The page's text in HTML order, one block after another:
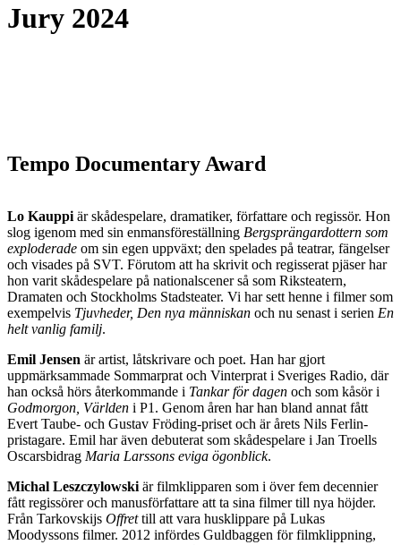
Jury 2024
Tempo Documentary Award
Lo Kauppi är skådespelare, dramatiker, författare och regissör. Hon
slog igenom med sin enmansföreställning Bergsprängardottern som
exploderade om sin egen uppväxt; den spelades på teatrar, fängelser
och visades på SVT. Förutom att ha skrivit och regisserat pjäser har
hon varit skådespelare på nationalscener så som Riksteatern,
Dramaten och Stockholms Stadsteater. Vi har sett henne i filmer som
exempelvis Tjuvheder, Den nya människan och nu senast i serien En
helt vanlig familj.
Emil Jensen är artist, låtskrivare och poet. Han har gjort
uppmärksammade Sommarprat och Vinterprat i Sveriges Radio, där
han också hörs återkommande i Tankar för dagen och som kåsör i
Godmorgon, Världen i P1. Genom åren har han bland annat fått
Evert Taube- och Gustav Fröding-priset och är årets Nils Ferlin-
pristagare. Emil har även debuterat som skådespelare i Jan Troells
Oscarsbidrag Maria Larssons eviga ögonblick.
Michal Leszczylowski är filmklipparen som i över fem decennier
fått regissörer och manusförfattare att ta sina filmer till nya höjder.
Från Tarkovskijs Offrettill att vara husklippare på Lukas
Moodyssons filmer. 2012 infördes Guldbaggen för filmklippning,